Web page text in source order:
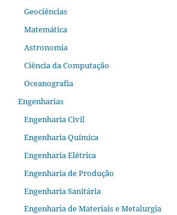
Geociências
Matemática
Astronomia
Ciência da Computação
Oceanografia
Engenharias
Engenharia Civil
Engenharia Química
Engenharia Elétrica
Engenharia de Produção
Engenharia Sanitária
Engenharia de Materiais e Metalurgia